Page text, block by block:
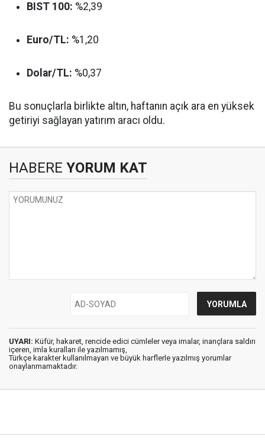
BIST 100: %2,39
Euro/TL: %1,20
Dolar/TL: %0,37
Bu sonuçlarla birlikte altın, haftanın açık ara en yüksek
getiriyi sağlayan yatırım aracı oldu.
HABERE YORUM KAT
UYARI: Küfür, hakaret, rencide edici cümleler veya imalar, inançlara saldırı
içeren, imla kuralları ile yazılmamış,
Türkçe karakter kullanılmayan ve büyük harflerle yazılmış yorumlar
onaylanmamaktadır.